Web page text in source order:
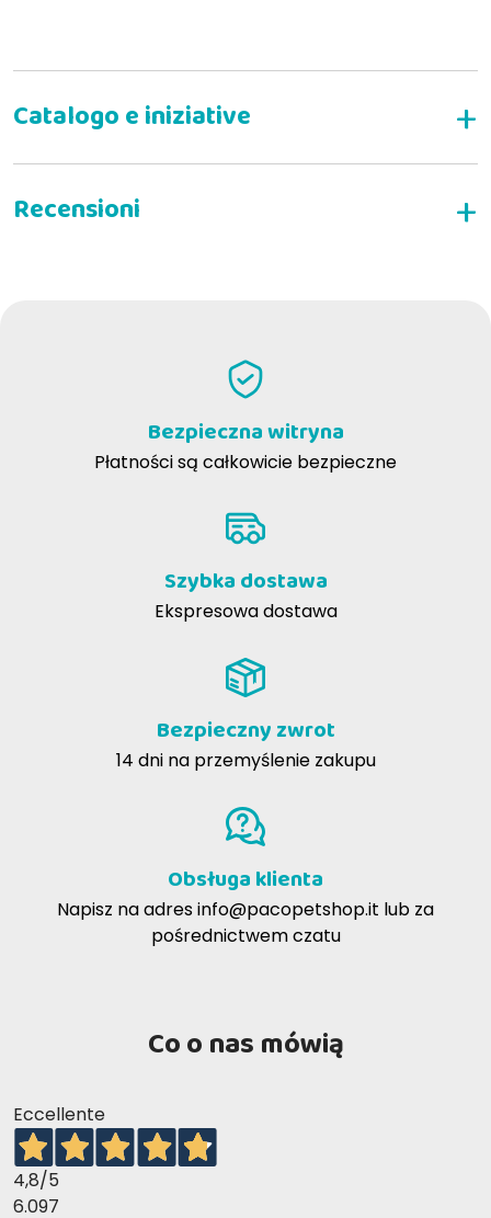
Bezpieczna witryna
Płatności są całkowicie bezpieczne
Szybka dostawa
Ekspresowa dostawa
Bezpieczny zwrot
14 dni na przemyślenie zakupu
Obsługa klienta
Napisz na adresinfo@pacopetshop.it lub za
pośrednictwem czatu
Co o nas mówią
Eccellente
4,8/5
6.097